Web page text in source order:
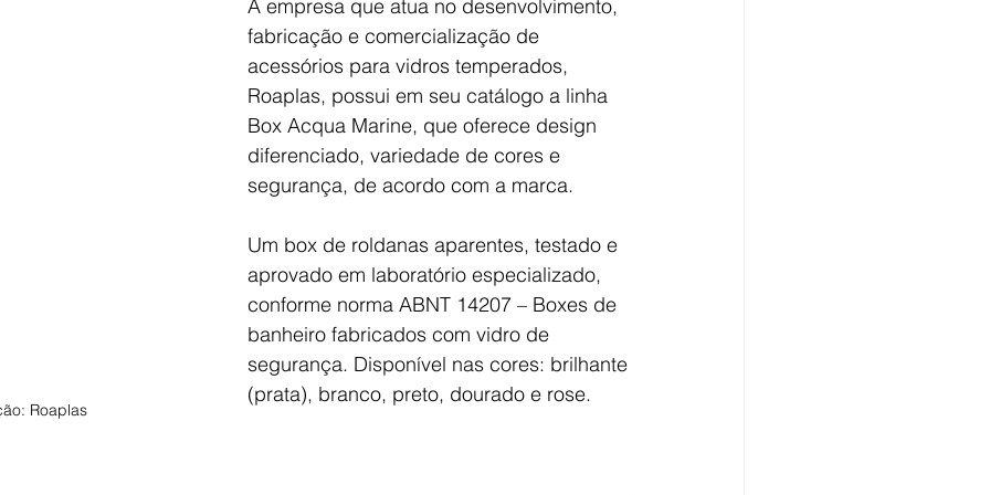
Roaplas
A empresa que atua no desenvolvimento,
fabricação e comercialização de
acessórios para vidros temperados,
Roaplas, possui em seu catálogo a linha
Box Acqua Marine, que oferece design
diferenciado, variedade de cores e
segurança, de acordo com a marca.
Um box de roldanas aparentes, testado e
aprovado em laboratório especializado,
conforme norma ABNT 14207 – Boxes de
banheiro fabricados com vidro de
segurança. Disponível nas cores: brilhante
(prata), branco, preto, dourado e rose.